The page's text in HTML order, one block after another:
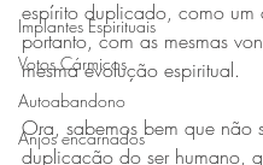
Implantes Espirituais
Votos Cármicos
Autoabandono
Anjos encarnados
espírito duplicado, como um
portanto, com as mesmas
mesma evolução espiritual.
Ora, sabemos bem que não
duplicação do ser humano,